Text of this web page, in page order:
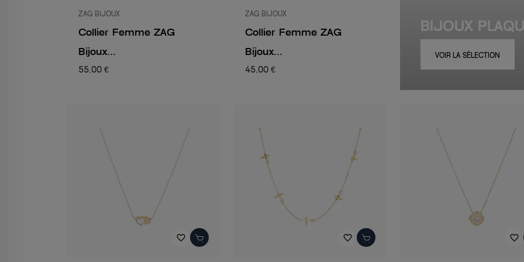
ZAG BIJOUX
Collier Femme ZAG
Bijoux...
55,00 €
ZAG BIJOUX
Collier Femme ZAG
Bijoux...
45,00 €
BIJOUX
VOIR LA SÉLECTION
favorite_border favorite_border favorite_border